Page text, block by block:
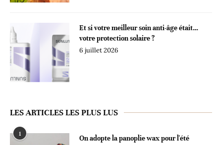
Et si votre meilleur soin anti-âge était…
votre protection solaire ?
6 juillet 2026
LES ARTICLES LES PLUS LUS
1
On adopte la panoplie wax pour l'été